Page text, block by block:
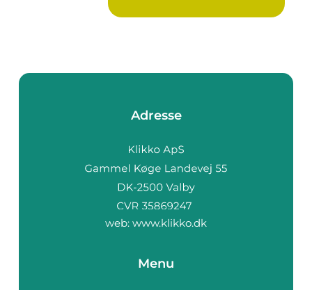
Adresse
web: www.klikko.dk
Menu